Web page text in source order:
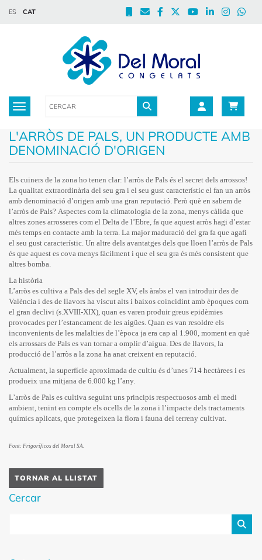
ES CAT
Toggle navigation
L'ARRÒS DE PALS, UN PRODUCTE AMB
DENOMINACIÓ D'ORIGEN
Els cuiners de la zona ho tenen clar: l’arròs de Pals és el secret dels arrossos!
La qualitat extraordinària del seu gra i el seu gust característic el fan un arròs
amb denominació d’origen amb una gran reputació. Però què en sabem de
l’arròs de Pals? Aspectes com la climatologia de la zona, menys càlida que
altres zones arrosseres com el Delta de l’Ebre, fa que aquest arròs hagi d’estar
més temps en contacte amb la terra. La major maduració del gra fa que agafi
el seu gust característic. Un altre dels avantatges dels que lloen l’arròs de Pals
és que aquest es cova menys fàcilment i que el seu gra és més consistent que
altres bomba.
La història
L’arròs es cultiva a Pals des del segle XV, els àrabs el van introduir des de
València i des de llavors ha viscut alts i baixos coincidint amb èpoques com
el gran declivi (s.XVIII-XIX), quan es varen produir greus epidèmies
provocades per l’estancament de les aigües. Quan es van resoldre els
inconvenients de les malalties de l’època ja era cap al 1.900, moment en què
els arrossars de Pals es van tornar a omplir d’aigua. Des de llavors, la
producció de l’arròs a la zona ha anat creixent en reputació.
Actualment, la superfície aproximada de cultiu és d’unes 714 hectàrees i es
produeix una mitjana de 6.000 kg l’any.
L’arròs de Pals es cultiva seguint uns principis respectuosos amb el medi
ambient, tenint en compte els ocells de la zona i l’impacte dels tractaments
químics aplicats, que protegeixen la flora i fauna del terreny cultivat.
Font: Frigoríficos del Moral SA.
TORNAR AL LLISTAT
cercar